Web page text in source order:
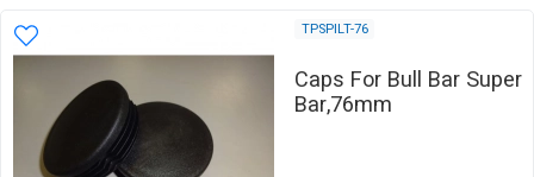
TPSPILT-76
Caps For Bull Bar Super
Bar,76mm